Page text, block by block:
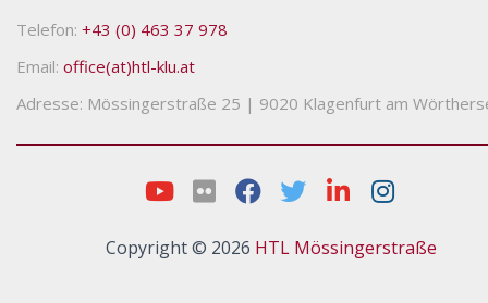
Telefon: +43 (0) 463 37 978
Email: office(at)htl-klu.at
Adresse: Mössingerstraße 25 | 9020 Klagenfurt am
Copyright © 2026 HTL Mössingerstraße